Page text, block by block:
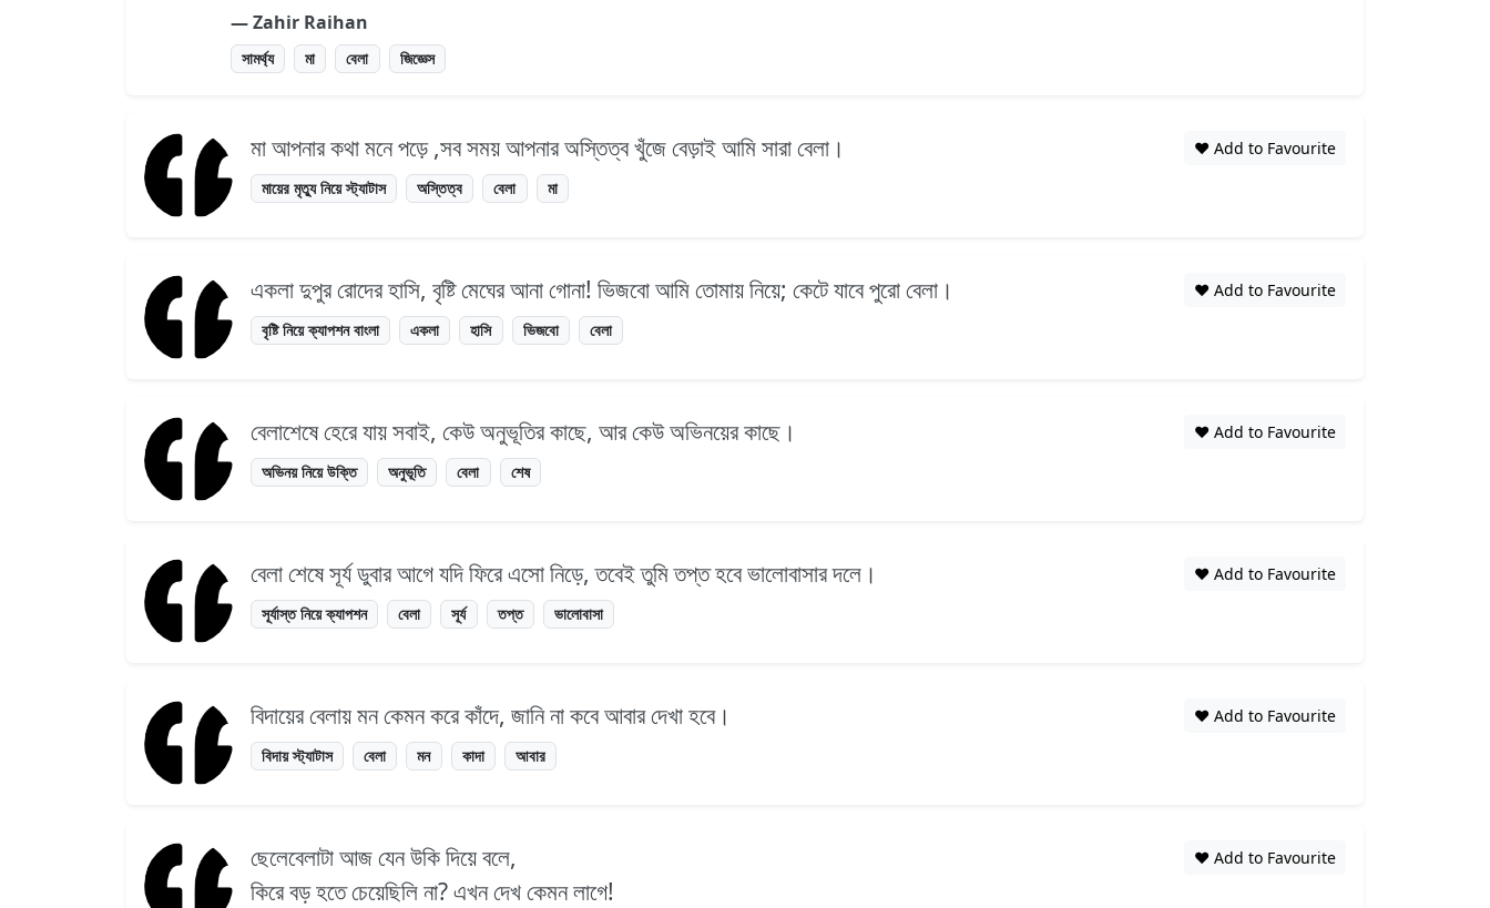
― Zahir Raihan
সামর্থ্য মা বেলা জিজ্ঞেস
মা আপনার কথা মনে পড়ে ,সব সময় আপনার অস্তিত্ব খুঁজে বেড়াই আমি সারা বেলা।
মায়ের মৃত্যু নিয়ে স্ট্যাটাস অস্তিত্ব বেলা মা
❤️ Add to Favourite
একলা দুপুর রোদের হাসি, বৃষ্টি মেঘের আনা গোনা! ভিজবো আমি তোমায় নিয়ে; কেটে যাবে পুরো বেলা।
বৃষ্টি নিয়ে ক্যাপশন বাংলা একলা হাসি ভিজবো বেলা
❤️ Add to Favourite
বেলাশেষে হেরে যায় সবাই, কেউ অনুভূতির কাছে, আর কেউ অভিনয়ের কাছে।
অভিনয় নিয়ে উক্তি অনুভূতি বেলা শেষ
❤️ Add to Favourite
বেলা শেষে সূর্য ডুবার আগে যদি ফিরে এসো নিড়ে, তবেই তুমি তপ্ত হবে ভালোবাসার দলে।
সূর্যাস্ত নিয়ে ক্যাপশন বেলা সূর্য তপ্ত ভালোবাসা
❤️ Add to Favourite
বিদায়ের বেলায় মন কেমন করে কাঁদে, জানি না কবে আবার দেখা হবে।
বিদায় স্ট্যাটাস বেলা মন কাদা আবার
❤️ Add to Favourite
ছেলেবেলাটা আজ যেন উকি দিয়ে বলে,
কিরে বড় হতে চেয়েছিলি না? এখন দেখ কেমন লাগে!
❤️ Add to Favourite